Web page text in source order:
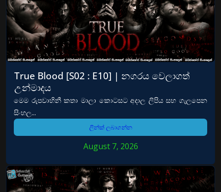
True Blood [S02 : E10] | නගරය වෙලාගත්
උන්මාදය
මෙම රුපවාහිනී කතා මාලා කොටසට අදාල ලිපිය සහ ගැලපෙන
සිංහල...
ලින්ක් ලබාගන්න
August 7, 2026